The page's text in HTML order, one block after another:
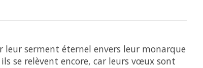
leur serment éternel envers leur monarque
se relèvent encore, car leurs vœux sont